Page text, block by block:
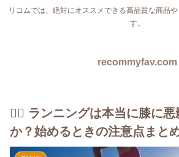
リコムでは、絶対にオススメできる高品質な商品
す。
recommyfav.com
🏃‍♂️ ランニングは本当に膝に
か？始めるときの注意点まと